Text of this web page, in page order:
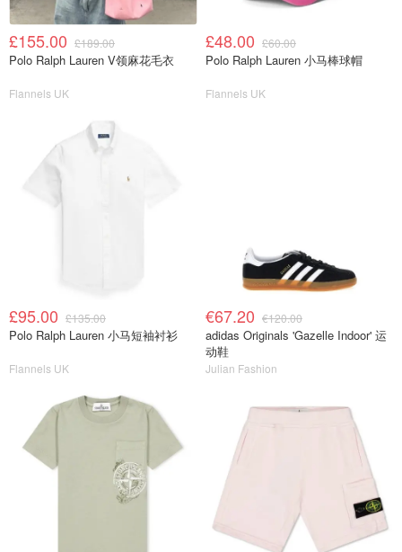
£155.00 £189.00
Polo Ralph Lauren V领麻花毛衣
Flannels UK
£48.00 £60.00
Polo Ralph Lauren 小马棒球帽
Flannels UK
£95.00 £135.00
Polo Ralph Lauren 小马短袖衬衫
Flannels UK
€67.20 €120.00
adidas Originals 'Gazelle Indoor' 运
动鞋
Julian Fashion